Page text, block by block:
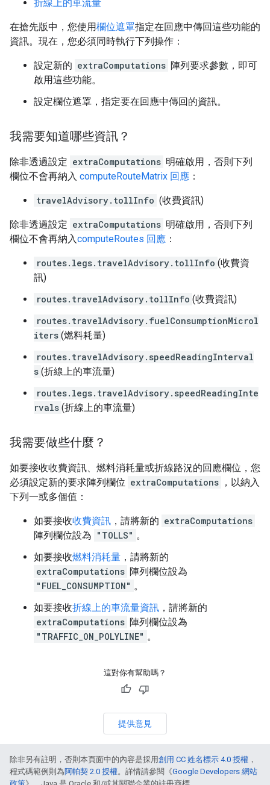
折線上的車流量
在搶先版中，您使用欄位遮罩指定在回應中傳回這些功能的
資訊。現在，您必須同時執行下列操作：
設定新的 extraComputations 陣列要求參數，即可
啟用這些功能。
設定欄位遮罩，指定要在回應中傳回的資訊。
我需要知道哪些資訊？
除非透過設定 extraComputations 明確啟用，否則下列
欄位不會再納入 computeRouteMatrix 回應 ：
travelAdvisory.tollInfo (收費資訊)
除非透過設定 extraComputations 明確啟用，否則下列
欄位不會再納入computeRoutes 回應 ：
routes.legs.travelAdvisory.tollInfo (收費資
訊)
routes.travelAdvisory.tollInfo (收費資訊)
routes.travelAdvisory.fuelConsumptionMicrol
iters (燃料耗量)
routes.travelAdvisory.speedReadingInterval
s (折線上的車流量)
routes.legs.travelAdvisory.speedReadingInte
rvals (折線上的車流量)
我需要做些什麼？
如要接收收費資訊、燃料消耗量或折線路況的回應欄位，您
必須設定新的要求陣列欄位 extraComputations ，以納入
下列一或多個值：
如要接收收費資訊 ，請將新的 extraComputations
陣列欄位設為 "TOLLS" 。
如要接收燃料消耗量 ，請將新的
extraComputations 陣列欄位設為
"FUEL_CONSUMPTION" 。
如要接收折線上的車流量資訊 ，請將新的
extraComputations 陣列欄位設為
"TRAFFIC_ON_POLYLINE" 。
這對你有幫助嗎？
提供意見
除非另有註明，否則本頁面中的內容是採用創用 CC 姓名標示 4.0 授權 ，
程式碼範例則為阿帕契 2.0 授權。詳情請參閱《Google Developers 網站